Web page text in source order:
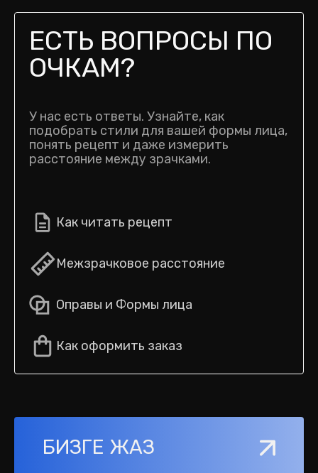
ЕСТЬ ВОПРОСЫ ПО
ОЧКАМ?
У нас есть ответы. Узнайте, как
подобрать стили для вашей формы лица,
понять рецепт и даже измерить
расстояние между зрачками.
Как читать рецепт
Межзрачковое расстояние
Оправы и Формы лица
Как оформить заказ
БИЗГЕ ЖАЗ